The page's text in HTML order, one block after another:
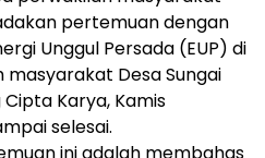
pertemuan dengan
Unggul Persada (EUP) di
Desa Sungai
Cipta Karya, Kamis
selesai.